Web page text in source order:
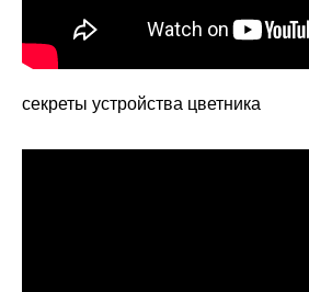
секреты устройства цветника